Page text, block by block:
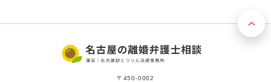
〒450-0002